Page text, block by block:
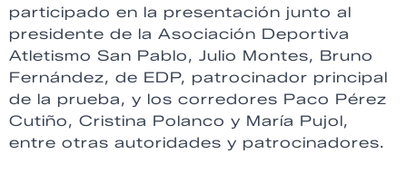
participado en la presentación junto al
presidente de la Asociación Deportiva
Atletismo San Pablo, Julio Montes, Bruno
Fernández, de EDP, patrocinador principal
de la prueba, y los corredores Paco Pérez
Cutiño, Cristina Polanco y María Pujol,
entre otras autoridades y patrocinadores.